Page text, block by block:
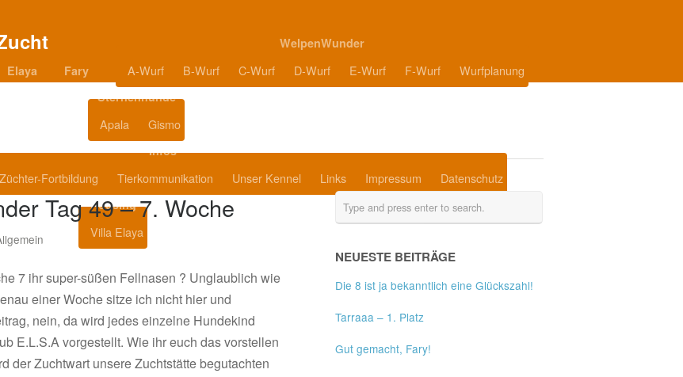
Elaya Fary
WelpenWunder
A-Wurf B-Wurf C-Wurf D-Wurf E-Wurf F-Wurf Wurfplanung
Sternenhunde
Apala Gismo
Infos
Züchter-Fortbildung Tierkommunikation Unser Kennel Links Impressum Datenschutz
Housing
Villa Elaya
Tag 49 – 7. Woche
7 ihr super-süßen Fellnasen ? Unglaublich wie
einer Woche sitze ich nicht hier und
nein, da wird jedes einzelne Hundekind
E.L.S.A vorgestellt. Wie ihr euch das vorstellen
der Zuchtwart unsere Zuchtstätte begutachten
NEUESTE BEITRÄGE
Die 8 ist ja bekanntlich eine Glückszahl!
Tarraaa – 1. Platz
Gut gemacht, Fary!